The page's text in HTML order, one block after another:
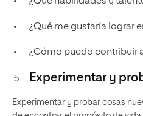
¿Qué me gustaría lograr
¿Cómo puedo contribuir
Experimentar y
Experimentar y probar cosas